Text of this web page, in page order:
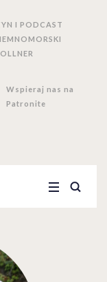
I PODCAST
Wspieraj nas na
Patronite